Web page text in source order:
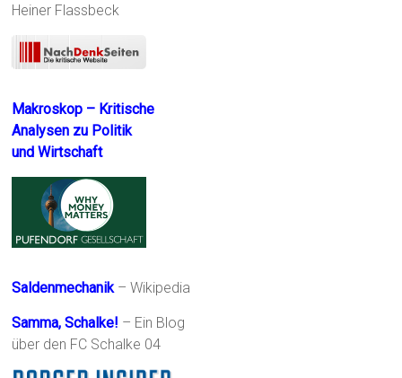
Heiner Flassbeck
Makroskop – Kritische
Analysen zu Politik
und Wirtschaft
Saldenmechanik– Wikipedia
Samma, Schalke! – Ein Blog
über den FC Schalke 04